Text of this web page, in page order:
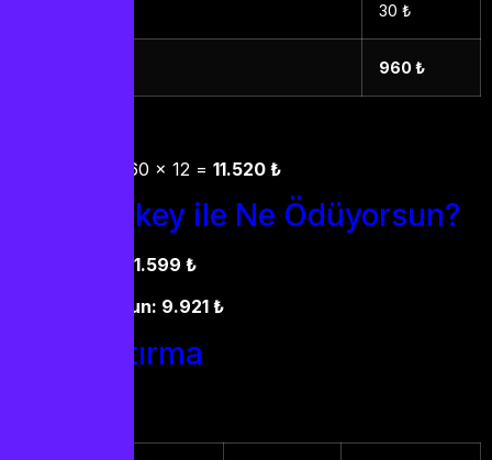
30 ₺
960 ₺
Yıllık hesap: 960 x 12 = 11.520 ₺
IPTV Turkey ile Ne Ödüyorsun?
1.599 ₺
Yıllık tasarrufun: 9.921 ₺
Karşılaştırma